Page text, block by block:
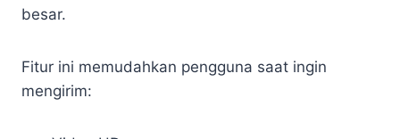
besar.
Fitur ini memudahkan pengguna saat ingin
mengirim: